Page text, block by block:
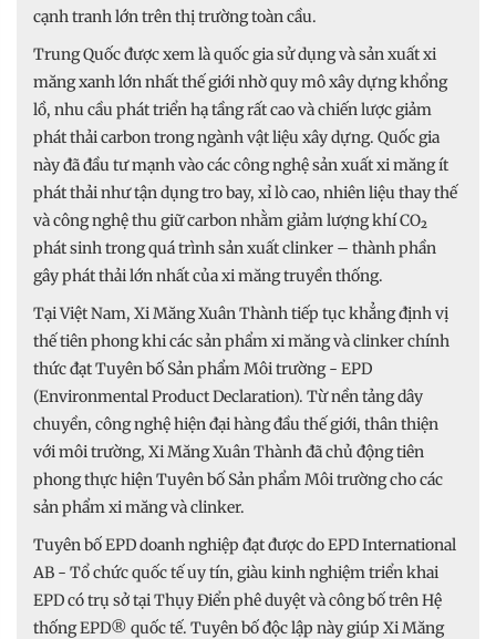
cạnh tranh lớn trên thị trường toàn cầu.
Trung Quốc được xem là quốc gia sử dụng và sản xuất xi
măng xanh lớn nhất thế giới nhờ quy mô xây dựng khổng
lồ, nhu cầu phát triển hạ tầng rất cao và chiến lược giảm
phát thải carbon trong ngành vật liệu xây dựng. Quốc gia
này đã đầu tư mạnh vào các công nghệ sản xuất xi măng ít
phát thải như tận dụng tro bay, xỉ lò cao, nhiên liệu thay thế
và công nghệ thu giữ carbon nhằm giảm lượng khí CO₂
phát sinh trong quá trình sản xuất clinker – thành phần
gây phát thải lớn nhất của xi măng truyền thống.
Tại Việt Nam, Xi Măng Xuân Thành tiếp tục khẳng định vị
thế tiên phong khi các sản phẩm xi măng và clinker chính
thức đạt Tuyên bố Sản phẩm Môi trường - EPD
(Environmental Product Declaration). Từ nền tảng dây
chuyền, công nghệ hiện đại hàng đầu thế giới, thân thiện
với môi trường, Xi Măng Xuân Thành đã chủ động tiên
phong thực hiện Tuyên bố Sản phẩm Môi trường cho các
sản phẩm xi măng và clinker.
Tuyên bố EPD doanh nghiệp đạt được do EPD International
AB - Tổ chức quốc tế uy tín, giàu kinh nghiệm triển khai
EPD có trụ sở tại Thụy Điển phê duyệt và công bố trên Hệ
thống EPD® quốc tế. Tuyên bố độc lập này giúp Xi Măng